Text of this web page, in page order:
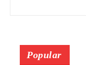
Popular